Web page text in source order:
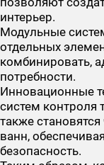
интерьер.
Модульные
отдельных
комбинировать,
потребности.
Инновационные
систем контроля
также
ванн,
безопасность.